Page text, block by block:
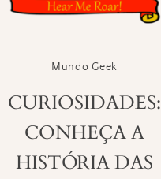
Mundo Geek
CURIOSIDADES:
CONHEÇA A
HISTÓRIA DAS